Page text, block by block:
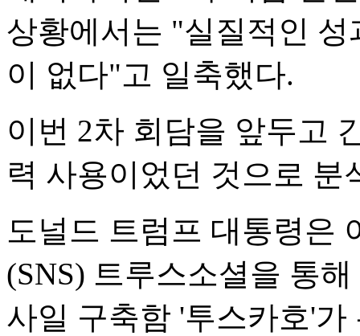
상황에서는 "실질적인
이 없다"고 일축했다.
이번 2차 회담을 앞두고
력 사용이었던 것으로 분
도널드 트럼프 대통령은
(SNS) 트루스소셜을 통
사일 구축함 '투스카호'